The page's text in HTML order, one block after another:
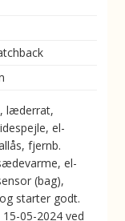
læderrat,
el-
fjernb.
el-
(bag),
starter godt.
05-2024 ved